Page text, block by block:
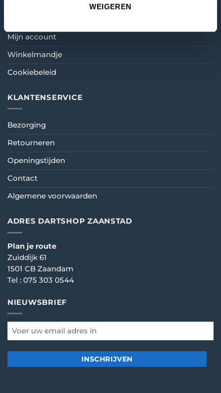
WEIGEREN
Mijn account
Winkelmandje
Cookiebeleid
KLANTENSERVICE
Bezorging
Retourneren
Openingstijden
Contact
Algemene voorwaarden
ADRES DARTSHOP ZAANSTAD
Plan je route
Zuiddijk 61
1501 CB Zaandam
Tel : 075 303 0544
NIEUWSBRIEF
email
*